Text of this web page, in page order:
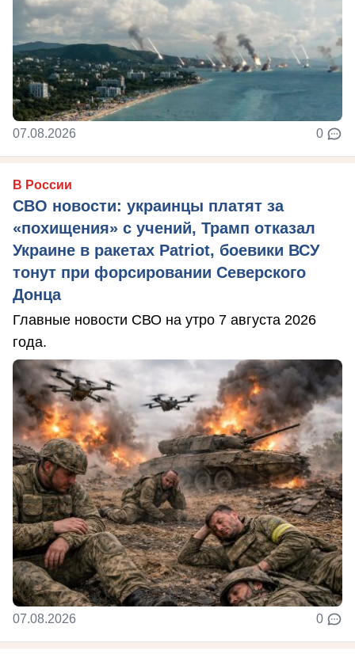
07.08.2026 0
В России
СВО новости: украинцы платят за
«похищения» с учений, Трамп отказал
Украине в ракетах Patriot, боевики ВСУ
тонут при форсировании Северского
Донца
Главные новости СВО на утро 7 августа 2026
года.
07.08.2026 0